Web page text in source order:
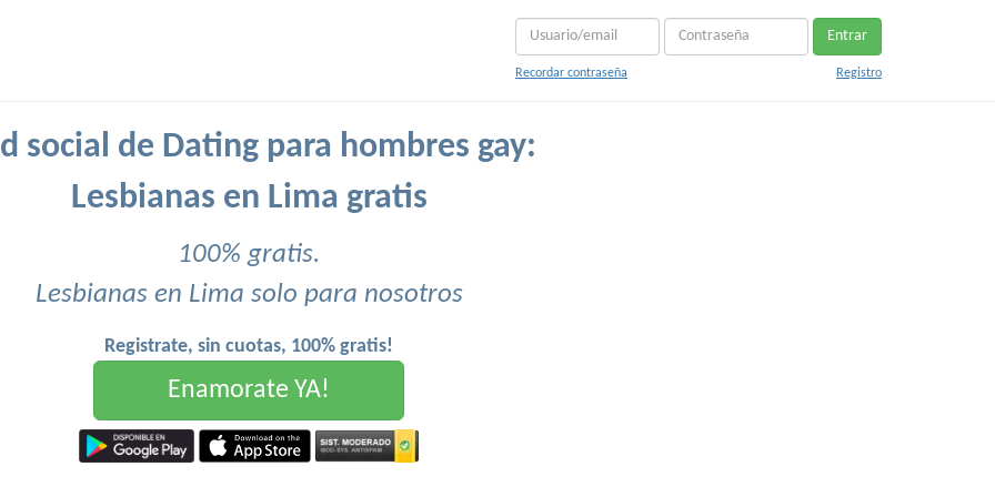
Entrar
Recordar contraseña Registro
social de Dating para hombres gay:
Lesbianas en Lima gratis
100% gratis.
Lesbianas en Lima solo para nosotros
Registrate, sin cuotas, 100% gratis!
Enamorate YA!